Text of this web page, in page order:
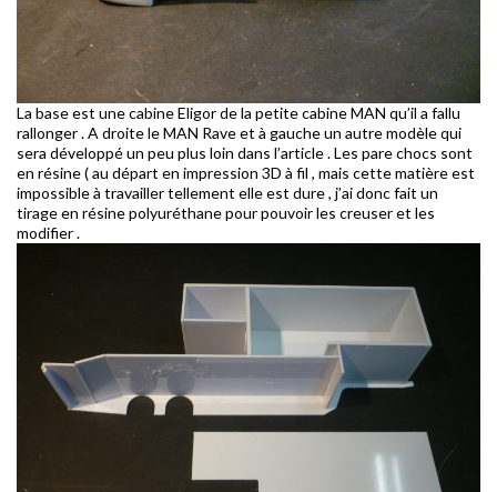
La base est une cabine Eligor de la petite cabine MAN qu’il a fallu
rallonger . A droite le MAN Rave et à gauche un autre modèle qui
sera développé un peu plus loin dans l’article . Les pare chocs sont
en résine ( au départ en impression 3D à fil , mais cette matière est
impossible à travailler tellement elle est dure , j’ai donc fait un
tirage en résine polyuréthane pour pouvoir les creuser et les
modifier .